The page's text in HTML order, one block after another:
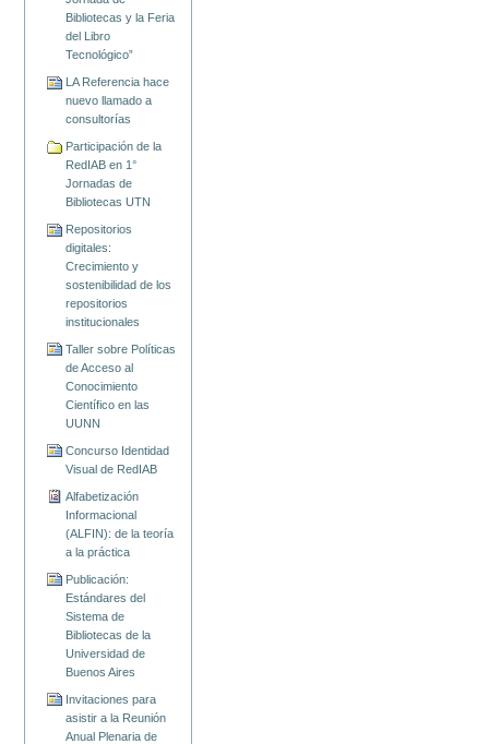
Bibliotecas y la Feria
del Libro
Tecnológico”
LA Referencia hace
nuevo llamado a
consultorías
Participación de la
RedIAB en 1°
Jornadas de
Bibliotecas UTN
Repositorios
digitales:
Crecimiento y
sostenibilidad de los
repositorios
institucionales
Taller sobre Políticas
de Acceso al
Conocimiento
Científico en las
UUNN
Concurso Identidad
Visual de RedIAB
Alfabetización
Informacional
(ALFIN): de la teoría
a la práctica
Publicación:
Estándares del
Sistema de
Bibliotecas de la
Universidad de
Buenos Aires
Invitaciones para
asistir a la Reunión
Anual Plenaria de